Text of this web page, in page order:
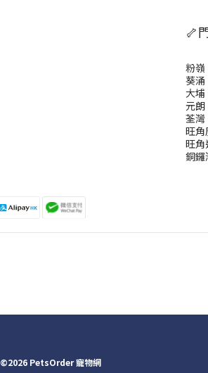
🦴
粉
葵
大
元
荃
旺
旺
銅鑼
©2026 PetsOrder 寵物網